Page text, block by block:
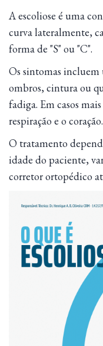
A escoliose é uma
curva lateralmente,
forma de "S" ou "C".
Os sintomas incluem
ombros, cintura ou
fadiga. Em casos
respiração e o coração.
O tratamento
idade do paciente,
corretor ortopédico